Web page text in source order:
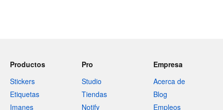
Productos
Stickers
Etiquetas
Imanes
Pro
Studio
Tiendas
Notify
Empresa
Acerca de
Blog
Empleos